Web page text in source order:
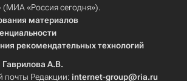
(МИА «Россия сегодня»).
материалов
рекомендательных технологий
Гаврилова А.В.
почты Редакции: internet-group@ria.ru